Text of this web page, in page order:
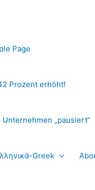
Page
Prozent erhöht!
„pausiert“
Greek